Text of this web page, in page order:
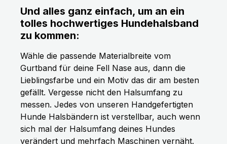
Und alles ganz einfach, um an ein
tolles hochwertiges Hundehalsband
zu kommen:
Wähle die passende Materialbreite vom
Gurtband für deine Fell Nase aus, dann die
Lieblingsfarbe und ein Motiv das dir am besten
gefällt. Vergesse nicht den Halsumfang zu
messen. Jedes von unseren Handgefertigten
Hunde Halsbändern ist verstellbar, auch wenn
sich mal der Halsumfang deines Hundes
verändert und mehrfach Maschinen vernäht.